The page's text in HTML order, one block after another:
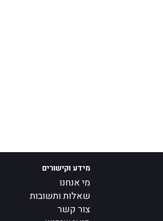
מידע וקישורים
מי אנחנו
שאלות ותשובות
צור קשר